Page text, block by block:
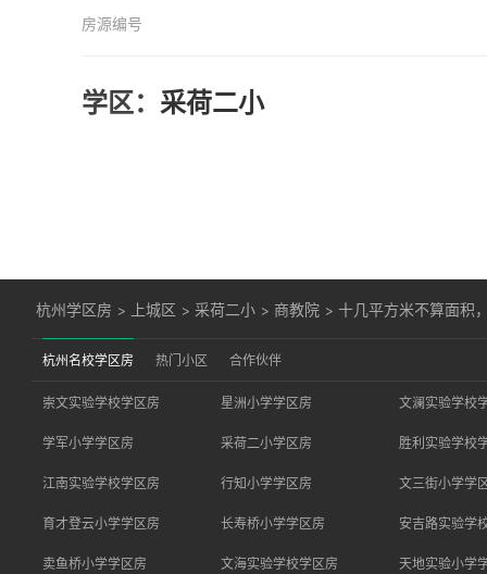
房源编号
学区：采荷二小
杭州学区房 > 上城区 > 采荷二小 > 商教院 >十几平方米不算面积
杭州名校学区房 热门小区 合作伙伴
崇文实验学校学区房 星洲小学学区房 文澜实验学校
学军小学学区房 采荷二小学区房 胜利实验学校
江南实验学校学区房 行知小学学区房 文三街小学学
育才登云小学学区房 长寿桥小学学区房 安吉路实验学
卖鱼桥小学学区房 文海实验学校学区房 天地实验小学